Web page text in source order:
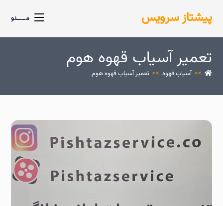
پیشتاز سرویس مــــنو
تعمیر آسیاب قهوه هوم
>> آسیاب قهوه >> تعمیر آسیاب قهوه هوم